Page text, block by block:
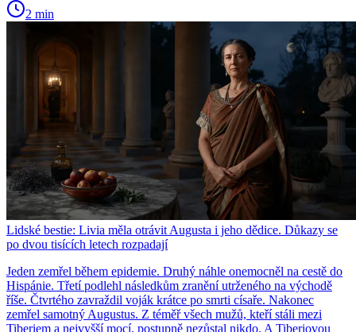
2 min
Lidské bestie: Livia měla otrávit Augusta i jeho dědice. Důkazy se
po dvou tisících letech rozpadají
Jeden zemřel během epidemie. Druhý náhle onemocněl na cestě do
Hispánie. Třetí podlehl následkům zranění utrženého na východě
říše. Čtvrtého zavraždil voják krátce po smrti císaře. Nakonec
zemřel samotný Augustus. Z téměř všech mužů, kteří stáli mezi
Tiberiem a nejvyšší mocí, postupně nezůstal nikdo. A Tiberiovou